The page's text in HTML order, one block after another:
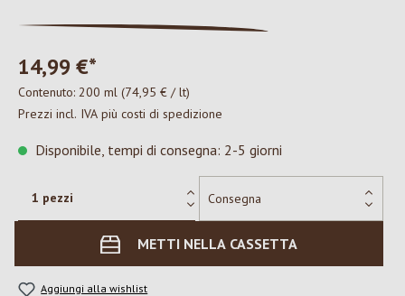
14,99 €*
Contenuto: 200 ml (74,95 € / lt)
Prezzi incl. IVA più costi di spedizione
Disponibile, tempi di consegna: 2-5 giorni
METTI NELLA CASSETTA
Aggiungi alla wishlist